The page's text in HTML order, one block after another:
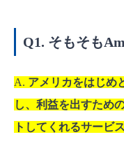
Q1. そもそも
A. アメリカをはじめ
し、利益を出すため
トしてくれるサービ